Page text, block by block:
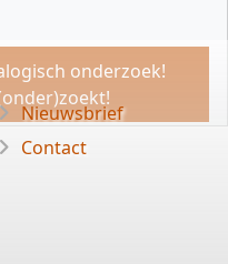
onderzoek!
Nieuwsbrief
Contact